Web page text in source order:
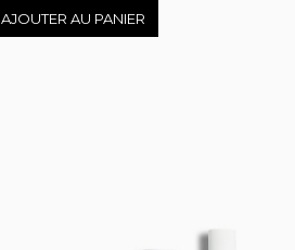
AJOUTER AU PANIER